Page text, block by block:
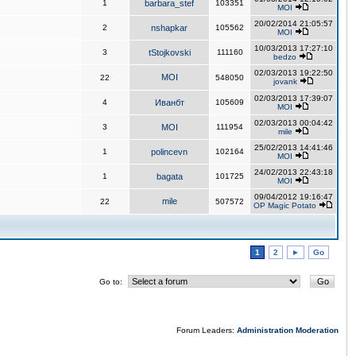
1 barbara_stef 103351
MOI
2 nshapkar 105562
20/02/2014 21:05:57
MOI
3 tStojkovski 111160
10/03/2013 17:27:10
bedzo
22 MOI 548050
02/03/2013 19:22:50
jovank
4 Иванбт 105609
02/03/2013 17:39:07
MOI
3 MOI 111954
02/03/2013 00:04:42
mile
1 polincevn 102164
25/02/2013 14:41:46
MOI
1 bagata 101725
24/02/2013 22:43:18
MOI
22 mile 507572
09/04/2012 19:16:47
OP Magic Potato
1 2 ► Go
Go to:
Forum Leaders: Administration Moderation